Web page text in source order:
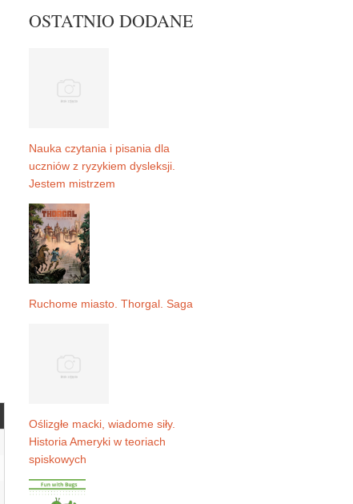
OSTATNIO DODANE
Nauka czytania i pisania dla
uczniów z ryzykiem dysleksji.
Jestem mistrzem
Ruchome miasto. Thorgal. Saga
Oślizgłe macki, wiadome siły.
Historia Ameryki w teoriach
spiskowych